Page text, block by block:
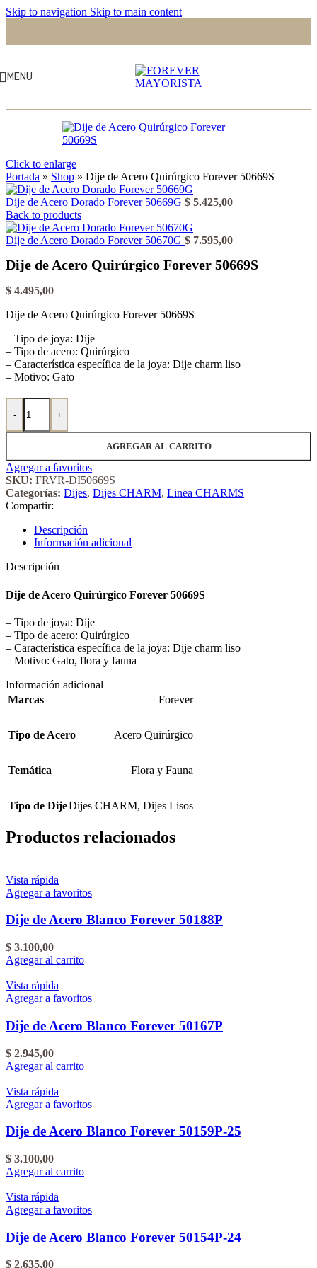
Skip to navigation Skip to main content
MENU
Click to enlarge
Portada » Shop » Dije de Acero Quirúrgico Forever 50669S
Dije de Acero Dorado Forever 50669G $ 5.425,00
Back to products
Dije de Acero Dorado Forever 50670G $ 7.595,00
Dije de Acero Quirúrgico Forever 50669S
$ 4.495,00
Dije de Acero Quirúrgico Forever 50669S
– Tipo de joya: Dije
– Tipo de acero: Quirúrgico
– Característica específica de la joya: Dije charm liso
– Motivo: Gato
-
Dije de Acero Quirúrgico Forever 50669S cantidad
+
AGREGAR AL CARRITO
Agregar a favoritos
SKU: FRVR-DI50669S
Categorías: Dijes, Dijes CHARM, Linea CHARMS
Compartir:
Descripción
Información adicional
Descripción
Dije de Acero Quirúrgico Forever 50669S
– Tipo de joya: Dije
– Tipo de acero: Quirúrgico
– Característica específica de la joya: Dije charm liso
– Motivo: Gato, flora y fauna
Información adicional
Marcas
Forever
Tipo de Acero Acero Quirúrgico
Temática Flora y Fauna
Tipo de DijeDijes CHARM, Dijes Lisos
Productos relacionados
Vista rápida
Agregar a favoritos
Dije de Acero Blanco Forever 50188P
$ 3.100,00
Agregar al carrito
Vista rápida
Agregar a favoritos
Dije de Acero Blanco Forever 50167P
$ 2.945,00
Agregar al carrito
Vista rápida
Agregar a favoritos
Dije de Acero Blanco Forever 50159P-25
$ 3.100,00
Agregar al carrito
Vista rápida
Agregar a favoritos
Dije de Acero Blanco Forever 50154P-24
$ 2.635,00